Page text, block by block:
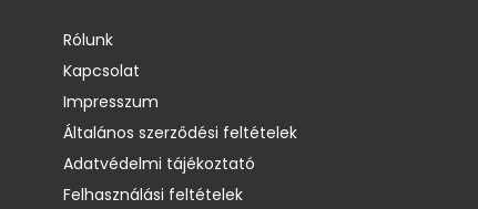
Rólunk
Kapcsolat
Impresszum
Általános szerződési feltételek
Adatvédelmi tájékoztató
Felhasználási feltételek